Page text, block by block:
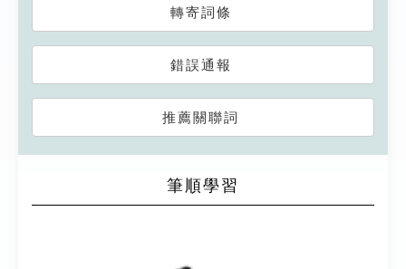
轉寄詞條
錯誤通報
推薦關聯詞
筆順學習